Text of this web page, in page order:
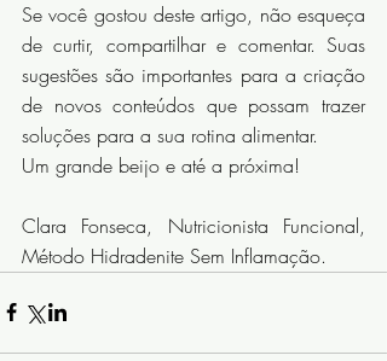
Se você gostou deste artigo, não esqueça
de curtir, compartilhar e comentar. Suas
sugestões são importantes para a criação
de novos conteúdos que possam trazer
soluções para a sua rotina alimentar.
Um grande beijo e até a próxima!
Clara Fonseca, Nutricionista Funcional,
Método Hidradenite Sem Inflamação.